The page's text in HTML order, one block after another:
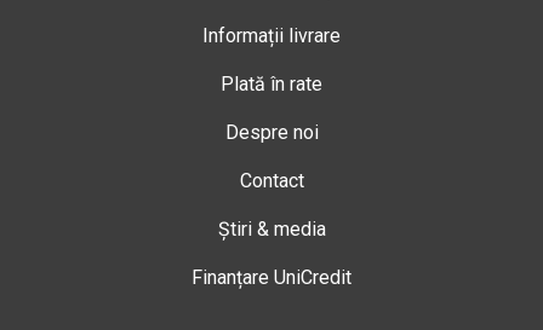
Informații livrare
Plată în rate
Despre noi
Contact
Știri & media
Finanțare UniCredit